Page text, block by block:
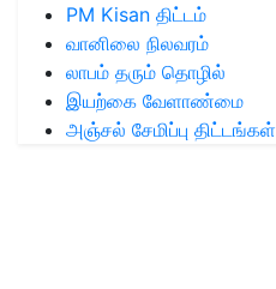
PM Kisan திட்டம்
வானிலை நிலவரம்
லாபம் தரும் தொழில்
இயற்கை வேளாண்மை
அஞ்சல் சேமிப்பு திட்டங்கள்